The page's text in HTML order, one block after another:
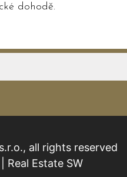
dohodě.
all rights reserved
Real Estate SW